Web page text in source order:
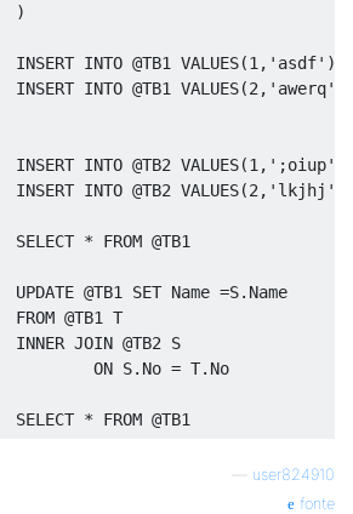
)
INSERT INTO @TB1 VALUES(1 , 'asdf' );
INSERT INTO @TB1 VALUES(2 , 'awerq'
INSERT INTO @TB2 VALUES(1 , ';oiup'
INSERT INTO @TB2 VALUES(2 , 'lkjhj'
SELECT * FROM @TB1
UPDATE @TB1 SET Name =S. Name
FROM @TB1 T
INNER JOIN @TB2 S
ON S. No = T. No
SELECT * FROM @TB1
user824910
fonte